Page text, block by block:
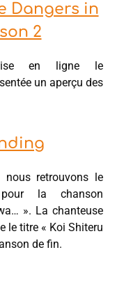
Dangers in
2
mise en ligne le
un aperçu des
nous retrouvons le
la chanson
». La chanteuse
le titre « Koi Shiteru
de fin.